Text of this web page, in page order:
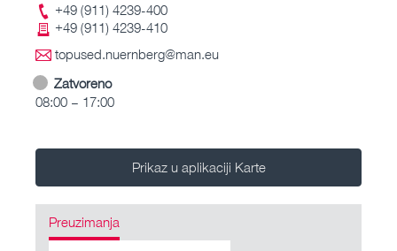
+49 (911) 4239-400
+49 (911) 4239-410
topused.nuernberg@man.eu
Zatvoreno
08:00 – 17:00
Prikaz u aplikaciji Karte
Preuzimanja